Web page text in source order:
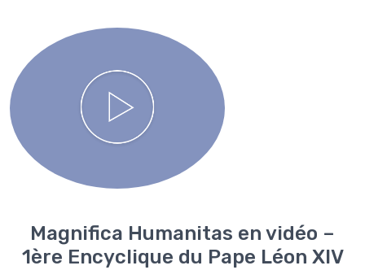
Magnifica Humanitas en vidéo –
1ère Encyclique du Pape Léon XIV